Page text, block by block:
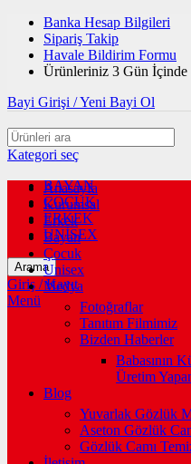
Banka Hesap Bilgileri
Sipariş Takip
Havale Bildirim Formu
Ürünleriniz 3 Gün İçinde
Bayi Girişi / Yeni Bayi Ol
Kategori seç
BAYAN
ÇOCUK
ERKEK
UNİSEX
Arama
Giriş / Kayıt
Menü
Anasayfa
Kurumsal
Erkek
Bayan
Çocuk
Unisex
Medya
Fotoğraflar
Tanıtım Filmimiz
Bizden Haberler
Babasının
Üretim
Blog
Yuvarlak Gözlük
Aseton Gözlük
Gözlük Camı